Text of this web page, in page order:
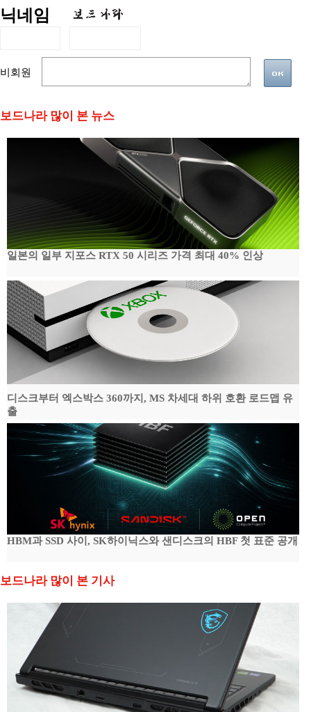
닉네임
비회원
보드나라 많이 본 뉴스
일본의 일부 지포스 RTX 50 시리즈 가격 최대 40% 인상
디스크부터 엑스박스 360까지, MS 차세대 하위 호환 로드맵 유
출
HBM과 SSD 사이, SK하이닉스와 샌디스크의 HBF 첫 표준 공개
보드나라 많이 본 기사